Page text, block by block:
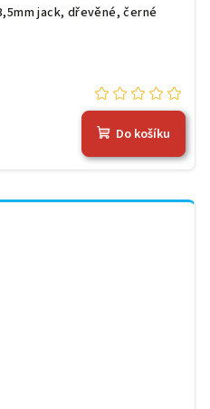
jack, dřevěné, černé
Do košíku